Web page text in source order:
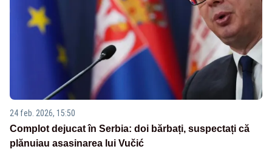
24 feb. 2026, 15:50
Complot dejucat în Serbia: doi bărbați, suspectați că
plănuiau asasinarea lui Vučić